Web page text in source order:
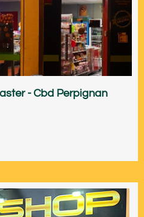
- Cbd Perpignan